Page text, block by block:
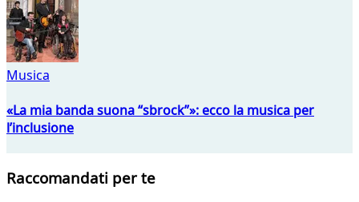
Musica
«La mia banda suona “sbrock”»: ecco la musica per
l’inclusione
Raccomandati per te